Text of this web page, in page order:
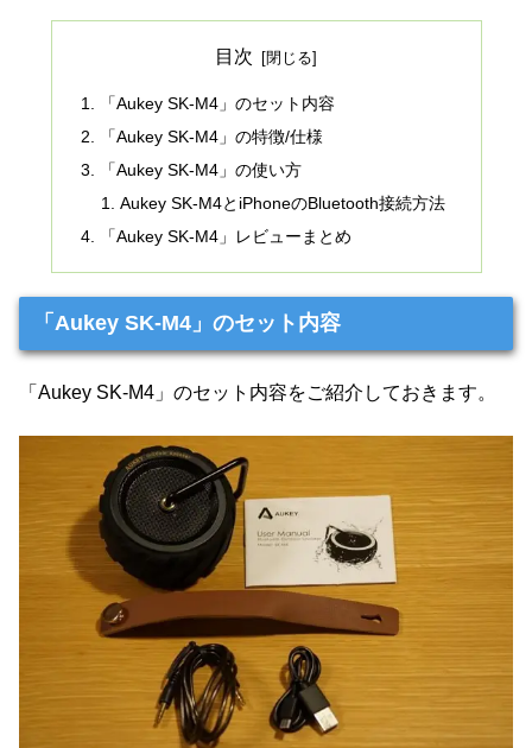
目次
「Aukey SK-M4」のセット内容
「Aukey SK-M4」の特徴/仕様
「Aukey SK-M4」の使い方
Aukey SK-M4とiPhoneのBluetooth接続方法
「Aukey SK-M4」レビューまとめ
「Aukey SK-M4」のセット内容
「Aukey SK-M4」のセット内容をご紹介しておきます。